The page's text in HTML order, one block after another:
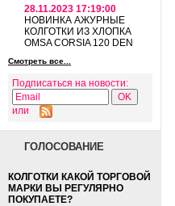
28.11.2023 17:19:00
НОВИНКА АЖУРНЫЕ
КОЛГОТКИ ИЗ ХЛОПКА
OMSA CORSIA 120 DEN
Смотреть все...
Подписаться на новости:
или
ГОЛОСОВАНИЕ
КОЛГОТКИ КАКОЙ ТОРГОВОЙ
МАРКИ ВЫ РЕГУЛЯРНО
ПОКУПАЕТЕ?